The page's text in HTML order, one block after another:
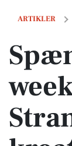
ARTIKLER